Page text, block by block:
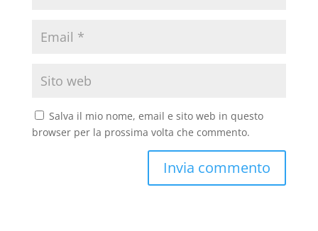
Salva il mio nome, email e sito web in questo
browser per la prossima volta che commento.